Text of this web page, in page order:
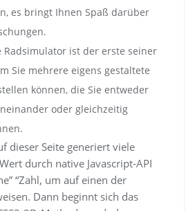
es bringt Ihnen Spaß darüber
Radsimulator ist der erste seiner
Sie mehrere eigens gestaltete
können, die Sie entweder
oder gleichzeitig
dieser Seite generiert viele
durch native Javascript-API
“Zahl, um auf einen der
Dann beginnt sich das